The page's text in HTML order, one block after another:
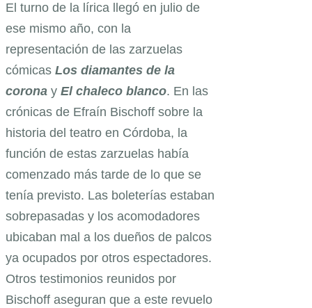
El turno de la lírica llegó en julio de
ese mismo año, con la
representación de las zarzuelas
cómicas Los diamantes de la
corona y El chaleco blanco. En las
crónicas de Efraín Bischoff sobre la
historia del teatro en Córdoba, la
función de estas zarzuelas había
comenzado más tarde de lo que se
tenía previsto. Las boleterías estaban
sobrepasadas y los acomodadores
ubicaban mal a los dueños de palcos
ya ocupados por otros espectadores.
Otros testimonios reunidos por
Bischoff aseguran que a este revuelo